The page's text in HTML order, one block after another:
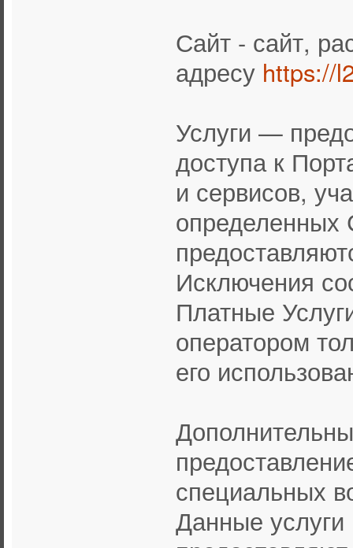
Сайт - сайт,
адресу https://
Услуги —
доступа к
и сервисов,
определенных
Исключения
Платные
оператором
его
специальных
Данные